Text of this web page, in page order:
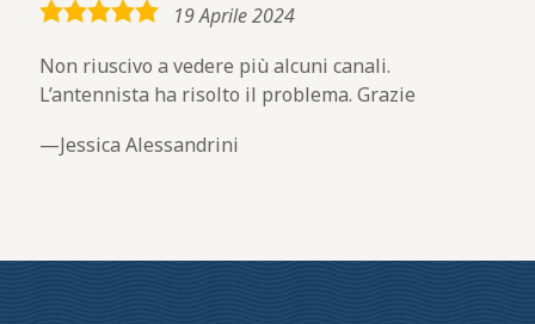
5,0
19 Aprile 2024
Non riuscivo a vedere più alcuni canali.
L’antennista ha risolto il problema. Grazie
Jessica Alessandrini